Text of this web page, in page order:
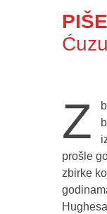
PIŠE
Z
prošle
zbirke